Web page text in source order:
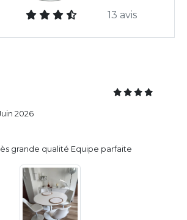
13 avis
grande qualité Equipe parfaite
2026